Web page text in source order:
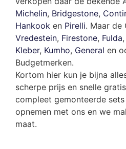
Michelin, Bridgestone,
Hankook en Pirelli. Maar de
Vredestein, Firestone, Fulda,
Kleber, Kumho, General en
Budgetmerken.
Kortom hier kun je bijna
scherpe prijs en snelle
compleet gemonteerde
opnemen met ons en we
maat.